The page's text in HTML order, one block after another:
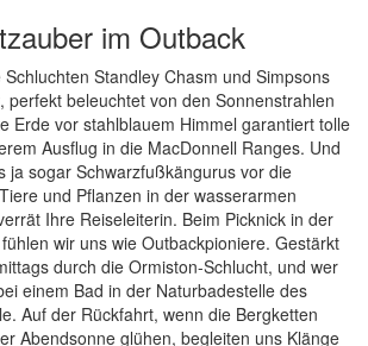
im Outback
Standley Chasm und Simpsons
perfekt beleuchtet von den Sonnenstrahlen
Erde vor stahlblauem Himmel garantiert tolle
Ausflug in die MacDonnell Ranges. Und
ja sogar Schwarzfußkängurus vor die
und Pflanzen in der wasserarmen
Ihre Reiseleiterin. Beim Picknick in der
wir uns wie Outbackpioniere. Gestärkt
durch die Ormiston-Schlucht, und wer
einem Bad in der Naturbadestelle des
Auf der Rückfahrt, wenn die Bergketten
Abendsonne glühen, begleiten uns Klänge